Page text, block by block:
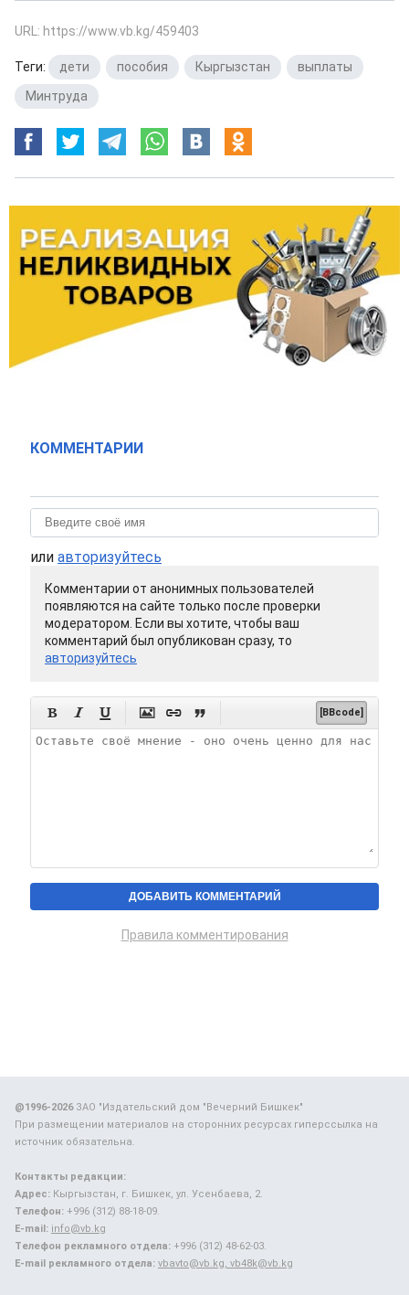
URL: https://www.vb.kg/459403
Теги: дети пособия Кыргызстан выплаты
Минтруда
КОММЕНТАРИИ
или авторизуйтесь
Комментарии от анонимных пользователей
появляются на сайте только после проверки
модератором. Если вы хотите, чтобы ваш
комментарий был опубликован сразу, то
авторизуйтесь
      [BBcode]
Правила комментирования
@1996-2026ЗАО "Издательский дом "Вечерний Бишкек"
При размещении материалов на сторонних ресурсах гиперссылка на
источник обязательна.
Контакты редакции:
Адрес: Кыргызстан, г. Бишкек, ул. Усенбаева, 2.
Телефон: +996 (312) 88-18-09.
E-mail: info@vb.kg
Телефон рекламного отдела: +996 (312) 48-62-03.
E-mail рекламного отдела: vbavto@vb.kg, vb48k@vb.kg